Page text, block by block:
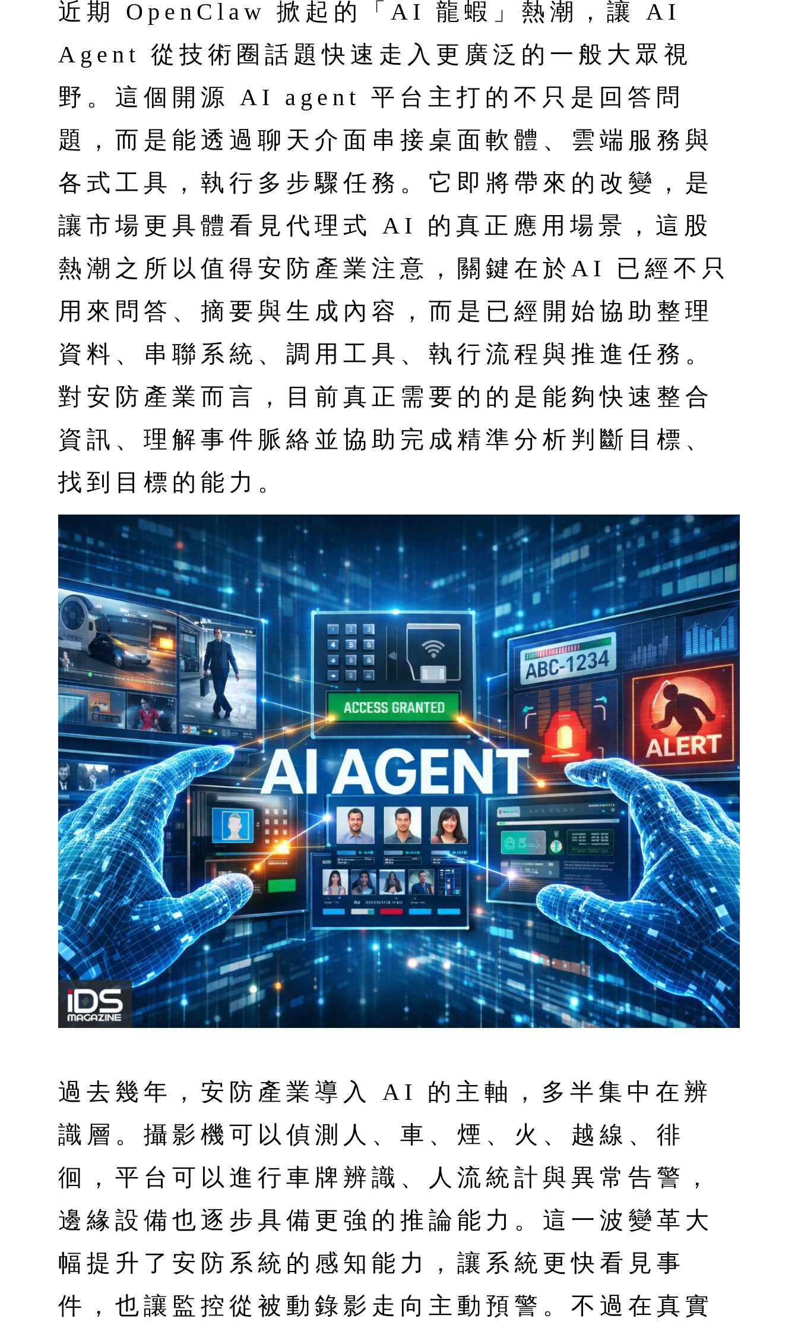
近期 OpenClaw 掀起的「AI 龍蝦」熱潮，讓 AI
Agent 從技術圈話題快速走入更廣泛的一般大眾視
野。這個開源 AI agent 平台主打的不只是回答問
題，而是能透過聊天介面串接桌面軟體、雲端服務與
各式工具，執行多步驟任務。它即將帶來的改變，是
讓市場更具體看見代理式 AI 的真正應用場景，這股
熱潮之所以值得安防產業注意，關鍵在於AI 已經不只
用來問答、摘要與生成內容，而是已經開始協助整理
資料、串聯系統、調用工具、執行流程與推進任務。
對安防產業而言，目前真正需要的的是能夠快速整合
資訊、理解事件脈絡並協助完成精準分析判斷目標、
找到目標的能力。
過去幾年，安防產業導入 AI 的主軸，多半集中在辨
識層。攝影機可以偵測人、車、煙、火、越線、徘
徊，平台可以進行車牌辨識、人流統計與異常告警，
邊緣設備也逐步具備更強的推論能力。這一波變革大
幅提升了安防系統的感知能力，讓系統更快看見事
件，也讓監控從被動錄影走向主動預警。不過在真實